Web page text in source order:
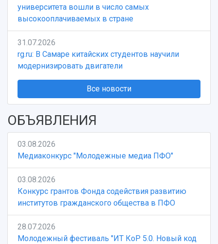
Учебный аэродром
Центр истории авиационных двигателей
Умный дом бабочек
Международный межвузовский кампус
Сведения об образовательной организации
Официальные документы
университета вошли в число самых
высокооплачиваемых в стране
31.07.2026
rg.ru: В Самаре китайских студентов научили
модернизировать двигатели
Все новости
ОБЪЯВЛЕНИЯ
03.08.2026
Медиаконкурс "Молодежные медиа ПФО"
03.08.2026
Конкурс грантов Фонда содействия развитию
институтов гражданского общества в ПФО
28.07.2026
Молодежный фестиваль "ИТ КоР 5.0. Новый код